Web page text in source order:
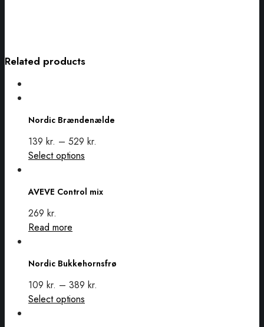
Related products
Nordic Brændenælde
139 kr. – 529 kr.
Select options
multiple
be
chosen
mix
AVEVE Control mix
269 kr.
Read more
Nordic Bukkehornsfrø
109 kr. – 389 kr.
Select options